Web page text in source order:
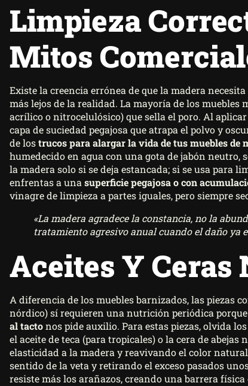
Limpieza
Mitos
Existe la creencia errónea de que la madera
más lejos de la realidad. La mayoría de los
acrílico o nitrocelulósico) que sella el poro. Al
capa de suciedad pegajosa que atrapa el polvo y
de lostrucos para alargar la vida de tus muebles de
humedecido en agua con una gota de jabón neutro,
la madera solo si se deja estancada; si se usa para
enfrentas a una superficie pegajosa o con
vinagre de limpieza a partes iguales, pero siempre
«La madera agradece la constancia, no la
tratamiento agresivo anual cuando el daño ya
Aceites Y Ceras
A diferencia de los muebles barnizados, las piezas
nórdico) sí requieren una nutrición periódica
al tactonos pide auxilio. Para estas piezas, olvida
el aceite de teca (para tropicales) o la cera de
elasticidad a la madera y reavivando el color
sentido de la veta y retirando el exceso pasados
resiste más los arañazos, creando una barrera